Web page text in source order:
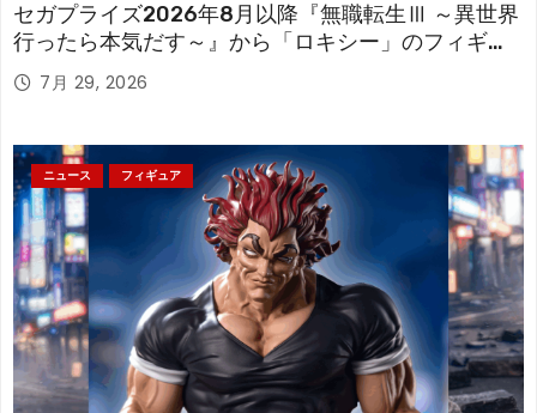
セガプライズ2026年8月以降『無職転生Ⅲ ～異世界
行ったら本気だす～』から「ロキシー」のフィギュ
アが登場！
7月 29, 2026
ニュース フィギュア